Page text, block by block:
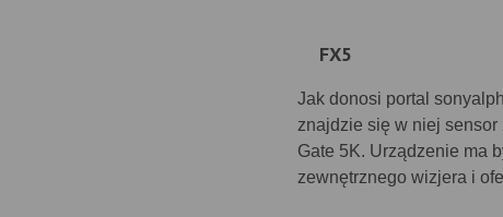
FX5
Jak donosi portal
znajdzie się w niej sensor
Gate 5K. Urządzenie ma
zewnętrznego wizjera i